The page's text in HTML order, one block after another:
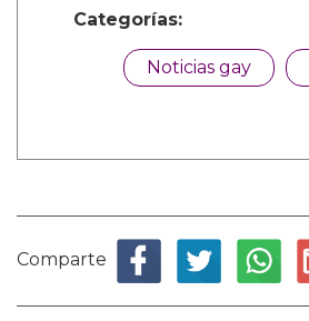
Categorías:
Noticias gay
Comparte